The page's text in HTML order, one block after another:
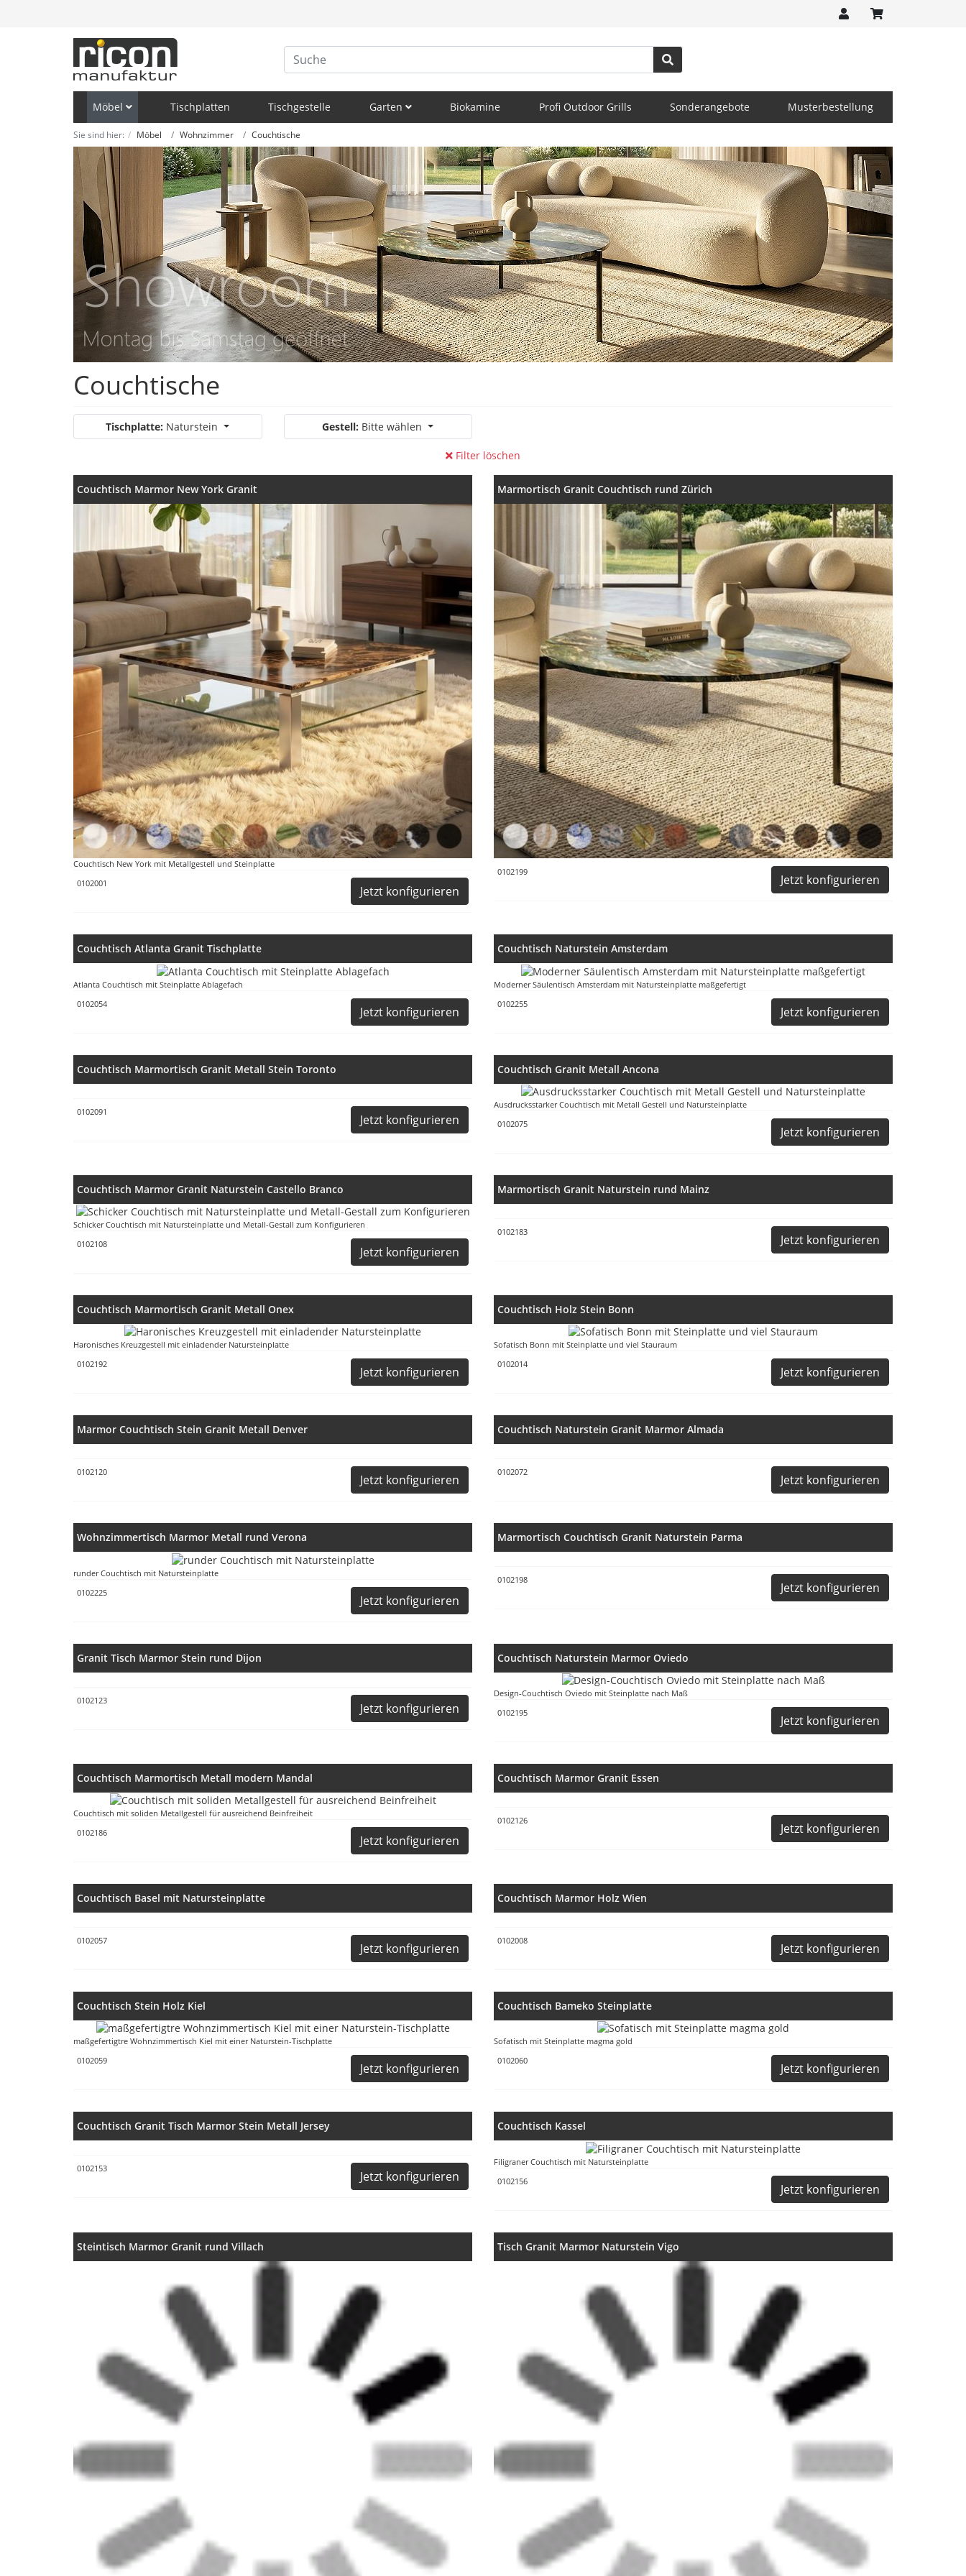
Möbel Tischplatten Tischgestelle Garten Biokamine Profi Outdoor Grills Sonderangebote Musterbestellung
Sie sind hier: Möbel Wohnzimmer Couchtische
Couchtische
Tischplatte: Naturstein Gestell: Bitte wählen
Filter löschen
Couchtisch Marmor New York Granit
Couchtisch New York mit Metallgestell und Steinplatte
0102001
Jetzt konfigurieren
Marmortisch Granit Couchtisch rund Zürich
0102199
Jetzt konfigurieren
Couchtisch Atlanta Granit Tischplatte
Atlanta Couchtisch mit Steinplatte Ablagefach
0102054
Jetzt konfigurieren
Couchtisch Naturstein Amsterdam
Moderner Säulentisch Amsterdam mit Natursteinplatte maßgefertigt
0102255
Jetzt konfigurieren
Couchtisch Marmortisch Granit Metall Stein Toronto
0102091
Jetzt konfigurieren
Couchtisch Granit Metall Ancona
Ausdrucksstarker Couchtisch mit Metall Gestell und Natursteinplatte
0102075
Jetzt konfigurieren
Couchtisch Marmor Granit Naturstein Castello Branco
Schicker Couchtisch mit Natursteinplatte und Metall-Gestall zum Konfigurieren
0102108
Jetzt konfigurieren
Marmortisch Granit Naturstein rund Mainz
0102183
Jetzt konfigurieren
Couchtisch Marmortisch Granit Metall Onex
Haronisches Kreuzgestell mit einladender Natursteinplatte
0102192
Jetzt konfigurieren
Couchtisch Holz Stein Bonn
Sofatisch Bonn mit Steinplatte und viel Stauraum
0102014
Jetzt konfigurieren
Marmor Couchtisch Stein Granit Metall Denver
0102120
Jetzt konfigurieren
Couchtisch Naturstein Granit Marmor Almada
0102072
Jetzt konfigurieren
Wohnzimmertisch Marmor Metall rund Verona
runder Couchtisch mit Natursteinplatte
0102225
Jetzt konfigurieren
Marmortisch Couchtisch Granit Naturstein Parma
0102198
Jetzt konfigurieren
Granit Tisch Marmor Stein rund Dijon
0102123
Jetzt konfigurieren
Couchtisch Naturstein Marmor Oviedo
Design-Couchtisch Oviedo mit Steinplatte nach Maß
0102195
Jetzt konfigurieren
Couchtisch Marmortisch Metall modern Mandal
Couchtisch mit soliden Metallgestell für ausreichend Beinfreiheit
0102186
Jetzt konfigurieren
Couchtisch Marmor Granit Essen
0102126
Jetzt konfigurieren
Couchtisch Basel mit Natursteinplatte
0102057
Jetzt konfigurieren
Couchtisch Marmor Holz Wien
0102008
Jetzt konfigurieren
Couchtisch Stein Holz Kiel
maßgefertigtre Wohnzimmertisch Kiel mit einer Naturstein-Tischplatte
0102059
Jetzt konfigurieren
Couchtisch Bameko Steinplatte
Sofatisch mit Steinplatte magma gold
0102060
Jetzt konfigurieren
Couchtisch Granit Tisch Marmor Stein Metall Jersey
0102153
Jetzt konfigurieren
Couchtisch Kassel
Filigraner Couchtisch mit Natursteinplatte
0102156
Jetzt konfigurieren
Steintisch Marmor Granit rund Villach Tisch Granit Marmor Naturstein Vigo